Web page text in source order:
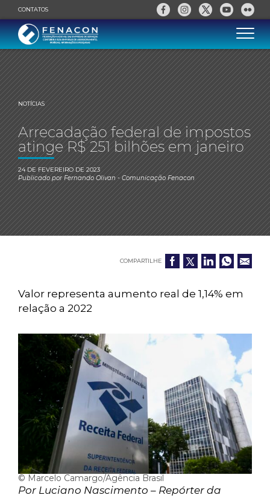
CONTATOS
NOTÍCIAS
Arrecadação federal de impostos
atinge R$ 251 bilhões em janeiro
24 DE FEVEREIRO DE 2023
Publicado porFernando Olivan- Comunicação Fenacon
COMPARTILHE
Valor representa aumento real de 1,14% em
relação a 2022
© Marcelo Camargo/Agência Brasil
Por Luciano Nascimento – Repórter da